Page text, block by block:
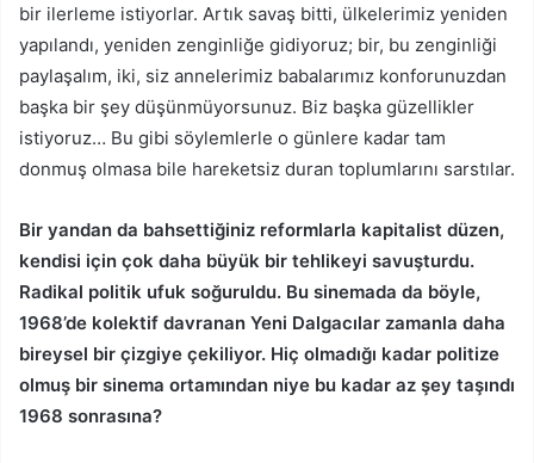
bir ilerleme istiyorlar. Artık savaş bitti, ülkelerimiz yeniden
yapılandı, yeniden zenginliğe gidiyoruz; bir, bu zenginliği
paylaşalım, iki, siz annelerimiz babalarımız konforunuzdan
başka bir şey düşünmüyorsunuz. Biz başka güzellikler
istiyoruz… Bu gibi söylemlerle o günlere kadar tam
donmuş olmasa bile hareketsiz duran toplumlarını sarstılar.
Bir yandan da bahsettiğiniz reformlarla kapitalist düzen,
kendisi için çok daha büyük bir tehlikeyi savuşturdu.
Radikal politik ufuk soğuruldu. Bu sinemada da böyle,
1968’de kolektif davranan Yeni Dalgacılar zamanla daha
bireysel bir çizgiye çekiliyor. Hiç olmadığı kadar politize
olmuş bir sinema ortamından niye bu kadar az şey taşındı
1968 sonrasına?